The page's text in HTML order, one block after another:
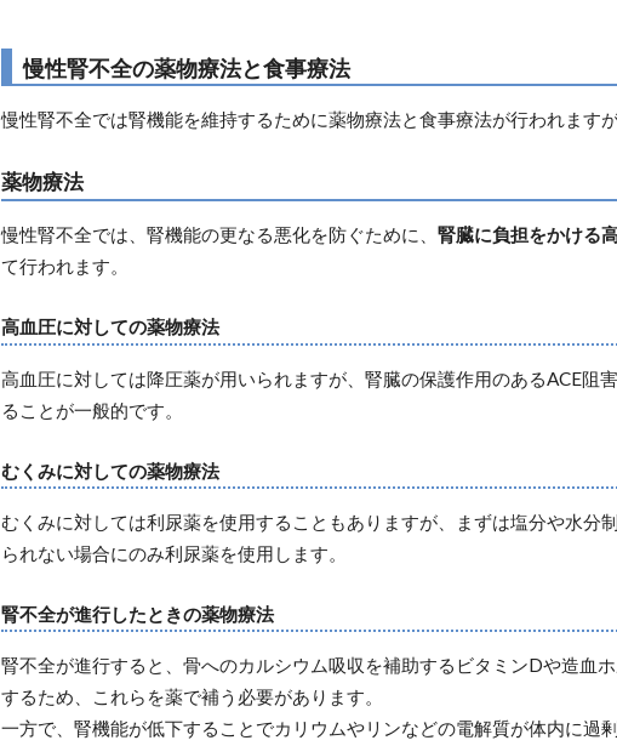
慢性腎不全の薬物療法と食事療法
慢性腎不全では腎機能を維持するために薬物療法と食事療法が行われます
薬物療法
慢性腎不全では、腎機能の更なる悪化を防ぐために、 腎臓に負担をかける
て行われます。
高血圧に対しての薬物療法
高血圧に対しては降圧薬が用いられますが、腎臓の保護作用のあるACE阻
ることが一般的です。
むくみに対しての薬物療法
むくみに対しては利尿薬を使用することもありますが、まずは塩分や水分
られない場合にのみ利尿薬を使用します。
腎不全が進行したときの薬物療法
腎不全が進行すると、骨へのカルシウム吸収を補助するビタミンDや造血
するため、これらを薬で補う必要があります。
一方で、腎機能が低下することでカリウムやリンなどの電解質が体内に過